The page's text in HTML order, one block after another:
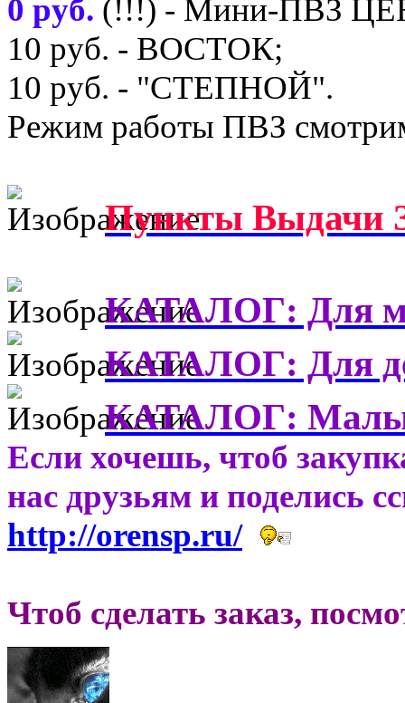
0 руб. (!!!) - Мини-ПВЗ
10 руб. - ВОСТОК;
10 руб. - "СТЕПНОЙ".
Режим работы ПВЗ
Пункты Выдачи
КАТАЛОГ: Для
КАТАЛОГ: Для
КАТАЛОГ:
Если хочешь, чтоб
нас друзьям и поделись
http://orensp.ru/
Чтоб сделать заказ,